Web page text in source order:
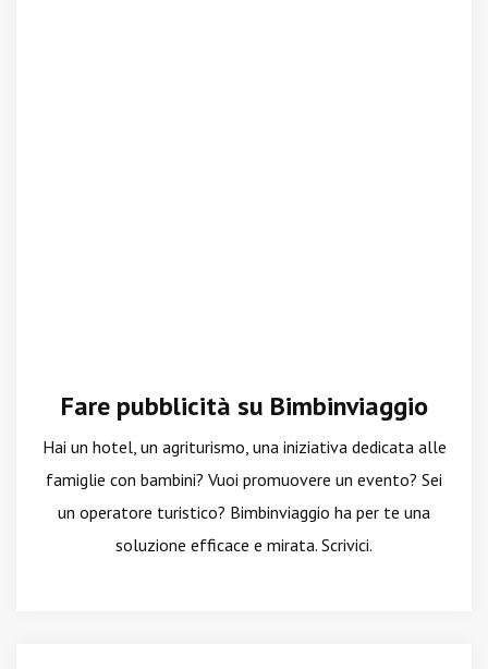
Fare pubblicità su Bimbinviaggio
Hai un hotel, un agriturismo, una iniziativa dedicata alle
famiglie con bambini? Vuoi promuovere un evento? Sei
un operatore turistico? Bimbinviaggio ha per te una
soluzione efficace e mirata. Scrivici.